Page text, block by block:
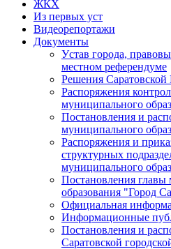
ЖКХ
Из пеpвых уст
Видеорепортажи
Документы
Уcтав города,
местном референдуме
Решения
Распоряжения
муниципального
Постановления и
муниципального
Распоряжения и
структурных
муниципального
Постановления
образования "Город
Официальная
Информационные
Постановления и
Саратовской